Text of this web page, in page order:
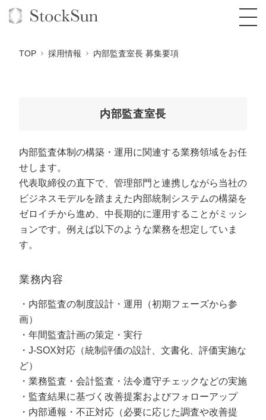
コンサルタント一覧
品質ガイドライン
社内コンペ
クレーム窓口
定額制Webマーケティング代行『マキトルく
ん』
定額制営業代行『カリトルくん』
定額制採用代行・RPO『トルトルくん』
定額LINE運用代行『LINEマキトルくん』
オリジナルサービス
格安でAI導入支援『あいのりAI』
拡散付1日密着動画制作『まるごと社長』
1本無料で記事を制作『SEOトライアル』
実績
お役立ち資料
料金表
StockSun道場
道場TOP
動画編集
YouTubeディレクター
年収エージェント
ミッション・ビジョン・バリュー
代表メッセージ（岩野圭佑）
取締役メッセージ（株本祐己）
業務委託
認定パートナー
TOP 採用情報 内部監査室長 募集要項
内部監査室長
内部監査体制の構築・運用に関連する業務領域をお任
せします。
代表取締役の直下で、管理部門と連携しながら当社の
ビジネスモデルを踏まえた内部統制システムの構築を
ゼロイチから進め、中長期的に運用することがミッシ
ョンです。例えば以下のような業務を想定していま
す。
業務内容
内部監査の制度設計・運用（初期フェーズから参
画）
年間監査計画の策定・実行
J-SOX対応（統制評価の設計、文書化、評価実施な
ど）
業務監査・会計監査・法令遵守チェックなどの実施
監査結果に基づく改善提案およびフォローアップ
内部通報・不正対応（必要に応じた調査や改善提